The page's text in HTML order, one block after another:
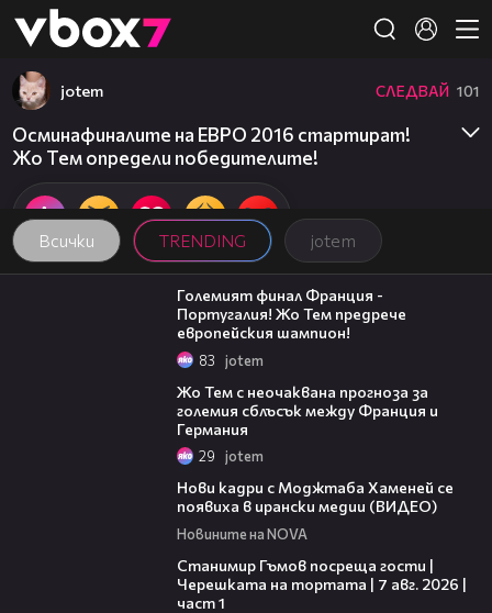
👾
Всички TRENDING jotem
jotem СЛЕДВАЙ 101
Осминафиналите на ЕВРО 2016 стартират!
Жо Тем определи победителите!
01:21
Големият финал Франция -
Португалия! Жо Тем предрече
европейския шампион!
83 jotem
Жо Тем с неочаквана прогноза за
големия сблъсък между Франция и
Германия
29 jotem
Нови кадри с Моджтаба Хаменей се
появиха в ирански медии (ВИДЕО)
Новините на NOVA
Станимир Гъмов посреща гости |
Черешката на тортата | 7 авг. 2026 |
част 1